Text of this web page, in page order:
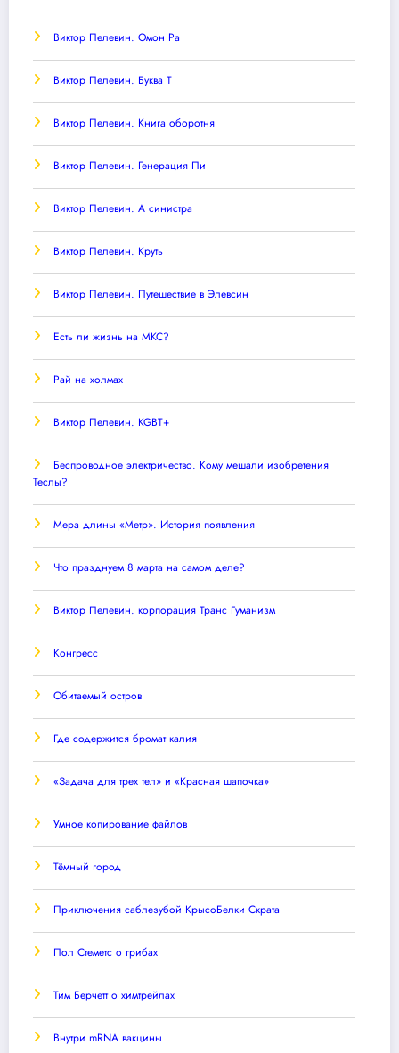
Виктор Пелевин. Омон Ра
Виктор Пелевин. Буква T
Виктор Пелевин. Книга оборотня
Виктор Пелевин. Генерация Пи
Виктор Пелевин. А синистра
Виктор Пелевин. Круть
Виктор Пелевин. Путешествие в Элевсин
Есть ли жизнь на МКС?
Рай на холмах
Виктор Пелевин. KGBT+
Беспроводное электричество. Кому мешали изобретения
Теслы?
Мера длины «Метр». История появления
Что празднуем 8 марта на самом деле?
Виктор Пелевин. корпорация Транс Гуманизм
Конгресс
Обитаемый остров
Где содержится бромат калия
«Задача для трех тел» и «Красная шапочка»
Умное копирование файлов
Тёмный город
Приключения саблезубой КрысоБелки Скрата
Пол Стеметс о грибах
Тим Берчетт о химтрейлах
Внутри mRNA вакцины